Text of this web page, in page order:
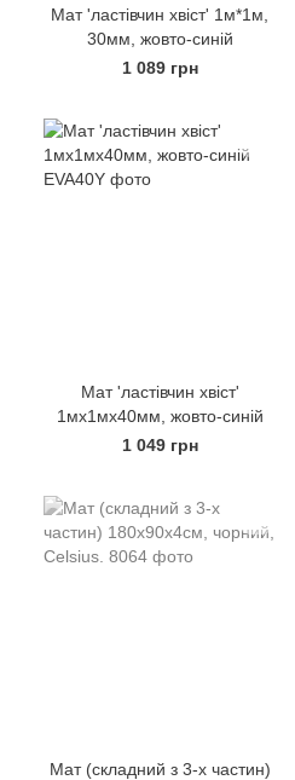
Мат 'ластівчин хвіст' 1м*1м,
30мм, жовто-синій
1 089 грн
Мат 'ластівчин хвіст'
1мх1мх40мм, жовто-синій
1 049 грн
Мат (складний з 3-х частин)